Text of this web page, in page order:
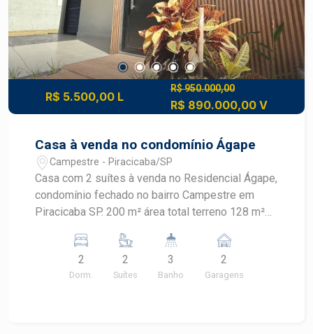
R$ 5.500,00 L
R$ 950.000,00
R$ 890.000,00 V
Casa à venda no condomínio Ágape
Campestre - Piracicaba/SP
Casa com 2 suítes à venda no Residencial Ágape,
condomínio fechado no bairro Campestre em
Piracicaba SP. 200 m² área total terreno 128 m²
Suíte master Completa de móveis planejados.
Agende sua visita.
2
Dorm.
2
Suítes
3
Banho
2
Garagens